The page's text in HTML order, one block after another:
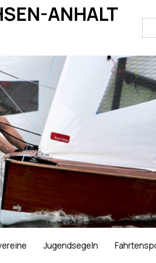
ANHALT
for:
Jugendsegeln